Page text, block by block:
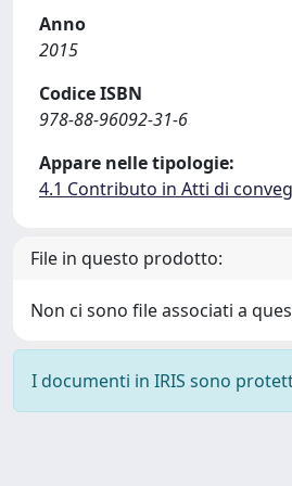
Anno
2015
Codice ISBN
978-88-96092-31-6
Appare nelle tipologie:
4.1 Contributo in Atti di
File in questo prodotto:
Non ci sono file associati a
I documenti in IRIS sono